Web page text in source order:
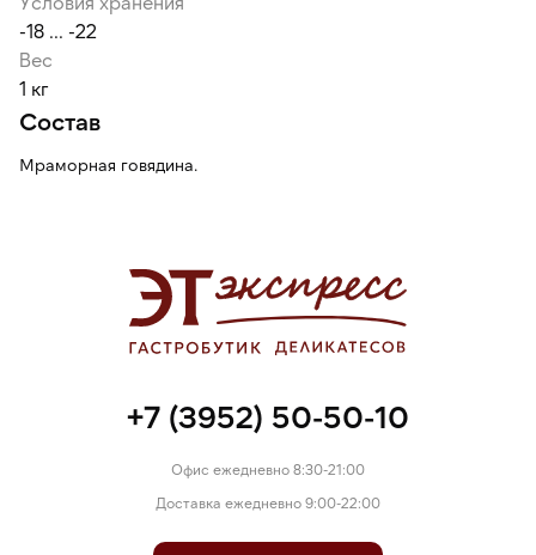
-18 ... -22
Вес
1 кг
Состав
Мраморная говядина.
+7 (3952) 50-50-10
Офис ежедневно 8:30-21:00
Доставка ежедневно 9:00-22:00